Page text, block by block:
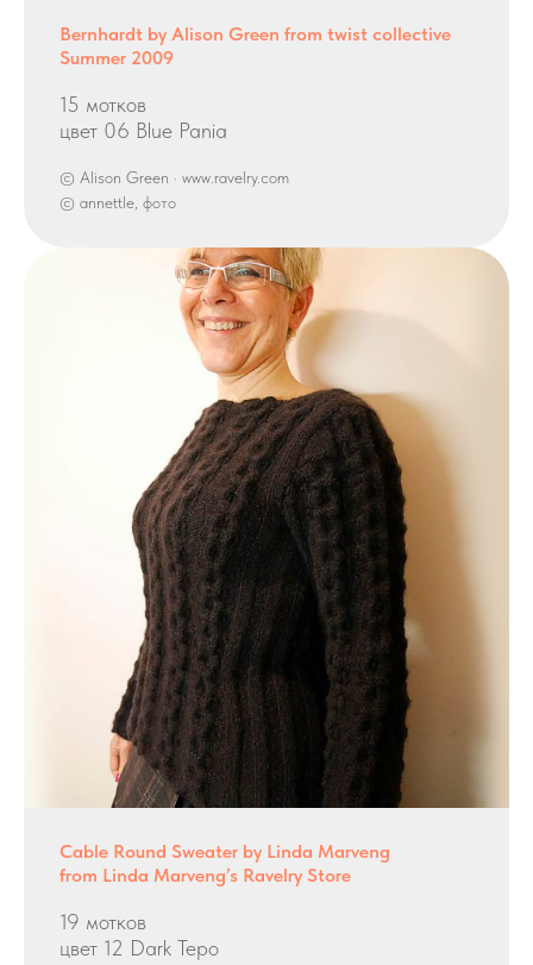
Bernhardt by Alison Green from twist collective
Summer 2009
15 мотков
цвет 06 Blue Pania
© Alison Green · www.ravelry.com
© annettle, фото
Cable Round Sweater by Linda Marveng
from Linda Marveng’s Ravelry Store
19 мотков
цвет 12 Dark Tepo